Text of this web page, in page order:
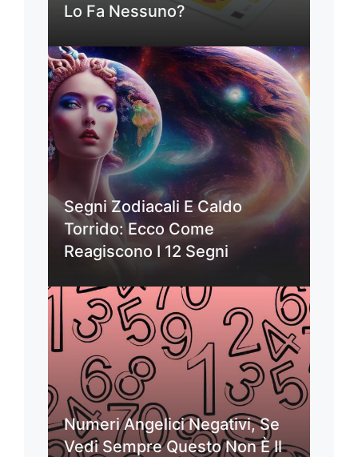
Lo Fa Nessuno?
Segni Zodiacali E Caldo
Torrido: Ecco Come
Reagiscono I 12 Segni
Numeri Angelici Negativi, Se
Vedi Sempre Questo Non È Il